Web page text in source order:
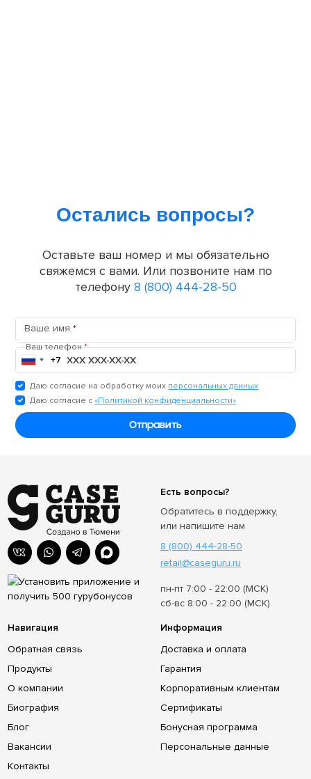
Остались вопросы?
Оставьте ваш номер и мы обязательно
свяжемся с вами. Или позвоните нам по
телефону 8 (800) 444-28-50
Ваше имя *
Россия
+7
+7
Ваш телефон*
Даю согласие на обработку моих персональных данных
Даю согласие с«Политикой конфиденциальности»
Отправить
Навигация
Обратная связь
Продукты
О компании
Биография
Блог
Вакансии
Контакты
Информация
Доставка и оплата
Гарантия
Корпоративным клиентам
Сертификаты
Бонусная программа
Персональные данные
Есть вопросы?
Обратитесь в поддержку,
или напишите нам
8 (800) 444-28-50
retail@caseguru.ru
пн-пт 7:00 - 22:00 (МСК)
сб-вс 8:00 - 22:00 (МСК)